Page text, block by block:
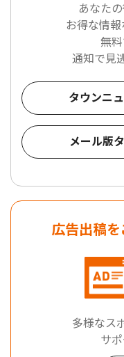
あなた
お得な情
無料
通知で見
タウンニ
メール版
広告出稿
多様なス
サ